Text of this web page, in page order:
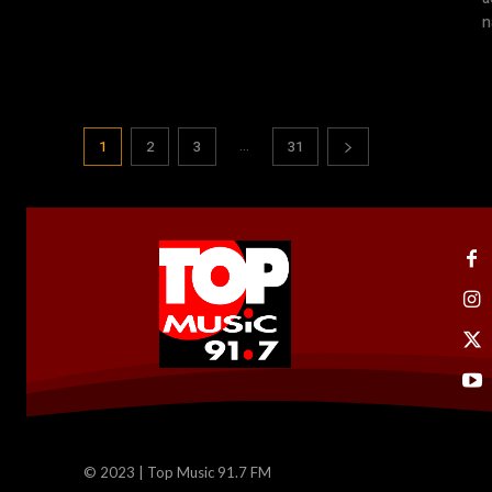
1 2 3 ... 31
© 2023 | Top Music 91.7 FM